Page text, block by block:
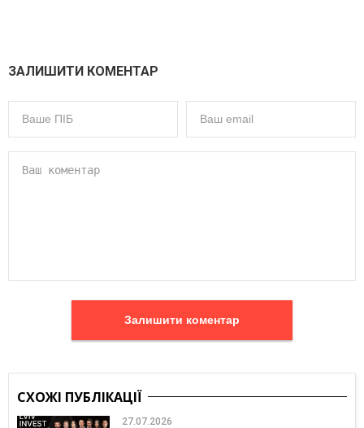
ЗАЛИШИТИ КОМЕНТАР
Залишити коментар
СХОЖІ ПУБЛІКАЦІЇ
27.07.2026